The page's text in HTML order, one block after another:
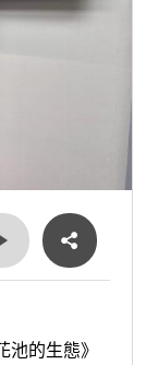
的生態》